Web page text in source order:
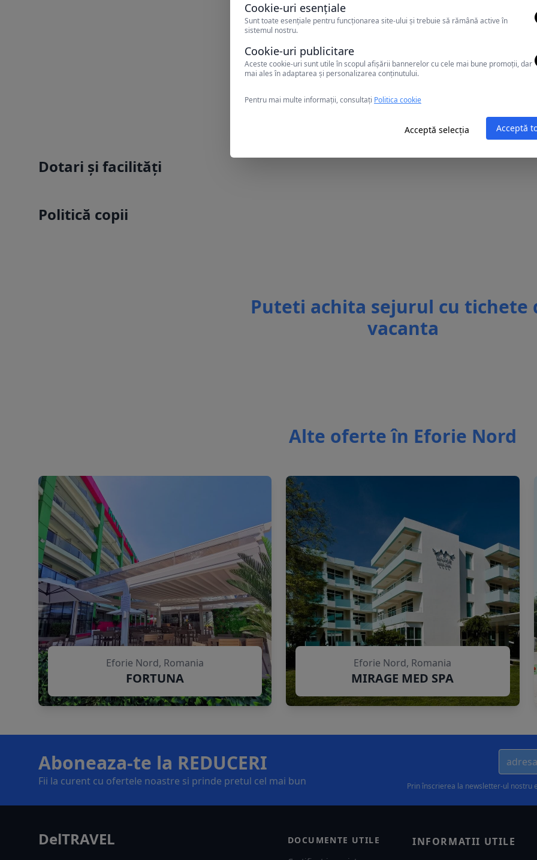
Dotari și facilități
Politică copii
Puteti achita sejurul cu tichete
vacanta
Alte oferte în Eforie Nord
Eforie Nord, Romania
FORTUNA
Eforie Nord, Romania
MIRAGE MED SPA
Aboneaza-te la REDUCERI
Fii la curent cu ofertele noastre si prinde pretul cel mai bun Prin înscrierea la newsletter-ul nostru
DelTRAVEL
DOCUMENTE UTILE
INFORMATII UTILE
Cookie-uri esențiale
Sunt toate esențiale pentru funcționarea site-ului și trebuie să rămână active în
sistemul nostru.
Cookie-uri publicitare
Aceste cookie-uri sunt utile în scopul afișării bannerelor cu cele mai bune promoții, dar
mai ales în adaptarea și personalizarea conținutului.
Pentru mai multe informații, consultați Politica cookie
Acceptă selecția Acceptă